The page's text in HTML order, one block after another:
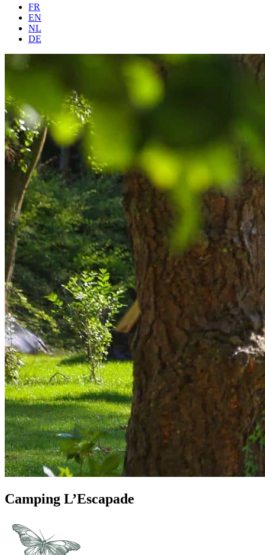
FR
EN
NL
DE
Camping L’Escapade